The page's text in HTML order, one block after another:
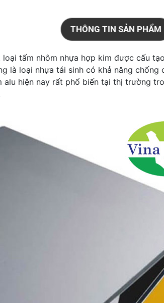
THÔNG TIN SẢN PHẨM
tấm nhôm nhựa hợp kim được cấu
là loại nhựa tái sinh có khả năng
hiện nay rất phổ biến tại thị trường